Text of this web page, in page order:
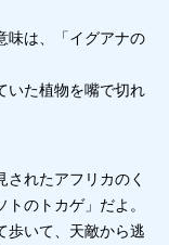
味は、「イグアナの
いた植物を嘴で切れ
されたアフリカのく
のトカゲ」だよ。
歩いて、天敵から逃